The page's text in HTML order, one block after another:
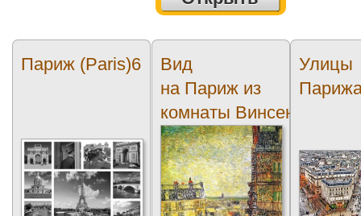
Париж (Paris)6
Вид
на Париж из
комнаты Винсента на...
Улицы